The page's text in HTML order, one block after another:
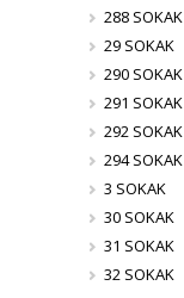
288 SOKAK
29 SOKAK
290 SOKAK
291 SOKAK
292 SOKAK
294 SOKAK
3 SOKAK
30 SOKAK
31 SOKAK
32 SOKAK